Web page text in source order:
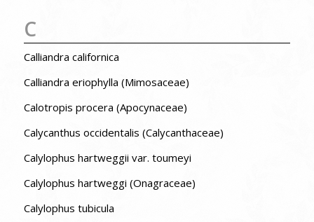
C
Calliandra californica
Calliandra eriophylla (Mimosaceae)
Calotropis procera (Apocynaceae)
Calycanthus occidentalis (Calycanthaceae)
Calylophus hartweggii var. toumeyi
Calylophus hartweggi (Onagraceae)
Calylophus tubicula